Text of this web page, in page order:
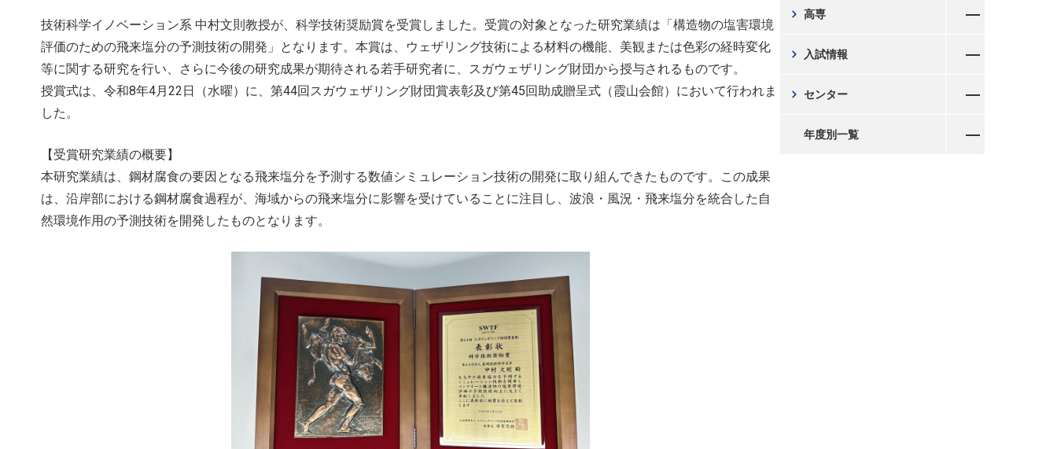
技術科学イノベーション系 中村文則教授が、科学技術奨励賞を受賞しました。受賞の対象となった研究業績は「構造物の塩害環境
評価のための飛来塩分の予測技術の開発」となります。本賞は、ウェザリング技術による材料の機能、美観または色彩の経時変化
等に関する研究を行い、さらに今後の研究成果が期待される若手研究者に、スガウェザリング財団から授与されるものです。
授賞式は、令和8年4月22日（水曜）に、第44回スガウェザリング財団賞表彰及び第45回助成贈呈式（霞山会館）において行われま
した。
【受賞研究業績の概要】
本研究業績は、鋼材腐食の要因となる飛来塩分を予測する数値シミュレーション技術の開発に取り組んできたものです。この成果
は、沿岸部における鋼材腐食過程が、海域からの飛来塩分に影響を受けていることに注目し、波浪・風況・飛来塩分を統合した自
然環境作用の予測技術を開発したものとなります。
高専
chevron_right
入試情報
chevron_right
センター
chevron_right
年度別一覧